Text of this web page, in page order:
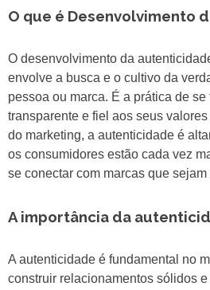
O que é Desenvolvimento
O desenvolvimento da
envolve a busca e o cultivo da
pessoa ou marca. É a prática de se
transparente e fiel aos seus
do marketing, a autenticidade é
os consumidores estão cada vez
se conectar com marcas que
A importância da
A autenticidade é fundamental no
construir relacionamentos sólidos